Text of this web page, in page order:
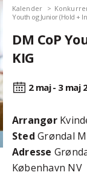
Kalender
Youth og Junior (Hold +
DM CoP
KIG
2 maj - 3 maj
Arrangør
Sted Grøndal
Adresse
København NV